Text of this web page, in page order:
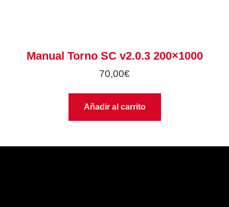
Manual Torno SC v2.0.3 200×1000
70,00€
Añadir al carrito